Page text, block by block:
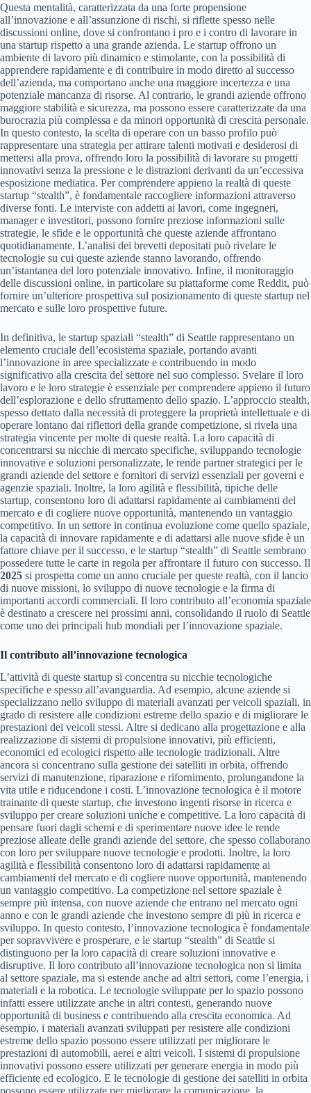
Questa mentalità, caratterizzata da una forte propensione
all’innovazione e all’assunzione di rischi, si riflette spesso nelle
discussioni online, dove si confrontano i pro e i contro di lavorare in
una startup rispetto a una grande azienda. Le startup offrono un
ambiente di lavoro più dinamico e stimolante, con la possibilità di
apprendere rapidamente e di contribuire in modo diretto al successo
dell’azienda, ma comportano anche una maggiore incertezza e una
potenziale mancanza di risorse. Al contrario, le grandi aziende offrono
maggiore stabilità e sicurezza, ma possono essere caratterizzate da una
burocrazia più complessa e da minori opportunità di crescita personale.
In questo contesto, la scelta di operare con un basso profilo può
rappresentare una strategia per attirare talenti motivati e desiderosi di
mettersi alla prova, offrendo loro la possibilità di lavorare su progetti
innovativi senza la pressione e le distrazioni derivanti da un’eccessiva
esposizione mediatica. Per comprendere appieno la realtà di queste
startup “stealth”, è fondamentale raccogliere informazioni attraverso
diverse fonti. Le interviste con addetti ai lavori, come ingegneri,
manager e investitori, possono fornire preziose informazioni sulle
strategie, le sfide e le opportunità che queste aziende affrontano
quotidianamente. L’analisi dei brevetti depositati può rivelare le
tecnologie su cui queste aziende stanno lavorando, offrendo
un’istantanea del loro potenziale innovativo. Infine, il monitoraggio
delle discussioni online, in particolare su piattaforme come Reddit, può
fornire un’ulteriore prospettiva sul posizionamento di queste startup nel
mercato e sulle loro prospettive future.
In definitiva, le startup spaziali “stealth” di Seattle rappresentano un
elemento cruciale dell’ecosistema spaziale, portando avanti
l’innovazione in aree specializzate e contribuendo in modo
significativo alla crescita del settore nel suo complesso. Svelare il loro
lavoro e le loro strategie è essenziale per comprendere appieno il futuro
dell’esplorazione e dello sfruttamento dello spazio. L’approccio stealth,
spesso dettato dalla necessità di proteggere la proprietà intellettuale e di
operare lontano dai riflettori della grande competizione, si rivela una
strategia vincente per molte di queste realtà. La loro capacità di
concentrarsi su nicchie di mercato specifiche, sviluppando tecnologie
innovative e soluzioni personalizzate, le rende partner strategici per le
grandi aziende del settore e fornitori di servizi essenziali per governi e
agenzie spaziali. Inoltre, la loro agilità e flessibilità, tipiche delle
startup, consentono loro di adattarsi rapidamente ai cambiamenti del
mercato e di cogliere nuove opportunità, mantenendo un vantaggio
competitivo. In un settore in continua evoluzione come quello spaziale,
la capacità di innovare rapidamente e di adattarsi alle nuove sfide è un
fattore chiave per il successo, e le startup “stealth” di Seattle sembrano
possedere tutte le carte in regola per affrontare il futuro con successo. Il
2025 si prospetta come un anno cruciale per queste realtà, con il lancio
di nuove missioni, lo sviluppo di nuove tecnologie e la firma di
importanti accordi commerciali. Il loro contributo all’economia spaziale
è destinato a crescere nei prossimi anni, consolidando il ruolo di Seattle
come uno dei principali hub mondiali per l’innovazione spaziale.
Il contributo all’innovazione tecnologica
L’attività di queste startup si concentra su nicchie tecnologiche
specifiche e spesso all’avanguardia. Ad esempio, alcune aziende si
specializzano nello sviluppo di materiali avanzati per veicoli spaziali, in
grado di resistere alle condizioni estreme dello spazio e di migliorare le
prestazioni dei veicoli stessi. Altre si dedicano alla progettazione e alla
realizzazione di sistemi di propulsione innovativi, più efficienti,
economici ed ecologici rispetto alle tecnologie tradizionali. Altre
ancora si concentrano sulla gestione dei satelliti in orbita, offrendo
servizi di manutenzione, riparazione e rifornimento, prolungandone la
vita utile e riducendone i costi. L’innovazione tecnologica è il motore
trainante di queste startup, che investono ingenti risorse in ricerca e
sviluppo per creare soluzioni uniche e competitive. La loro capacità di
pensare fuori dagli schemi e di sperimentare nuove idee le rende
preziose alleate delle grandi aziende del settore, che spesso collaborano
con loro per sviluppare nuove tecnologie e prodotti. Inoltre, la loro
agilità e flessibilità consentono loro di adattarsi rapidamente ai
cambiamenti del mercato e di cogliere nuove opportunità, mantenendo
un vantaggio competitivo. La competizione nel settore spaziale è
sempre più intensa, con nuove aziende che entrano nel mercato ogni
anno e con le grandi aziende che investono sempre di più in ricerca e
sviluppo. In questo contesto, l’innovazione tecnologica è fondamentale
per sopravvivere e prosperare, e le startup “stealth” di Seattle si
distinguono per la loro capacità di creare soluzioni innovative e
disruptive. Il loro contributo all’innovazione tecnologica non si limita
al settore spaziale, ma si estende anche ad altri settori, come l’energia, i
materiali e la robotica. Le tecnologie sviluppate per lo spazio possono
infatti essere utilizzate anche in altri contesti, generando nuove
opportunità di business e contribuendo alla crescita economica. Ad
esempio, i materiali avanzati sviluppati per resistere alle condizioni
estreme dello spazio possono essere utilizzati per migliorare le
prestazioni di automobili, aerei e altri veicoli. I sistemi di propulsione
innovativi possono essere utilizzati per generare energia in modo più
efficiente ed ecologico. E le tecnologie di gestione dei satelliti in orbita